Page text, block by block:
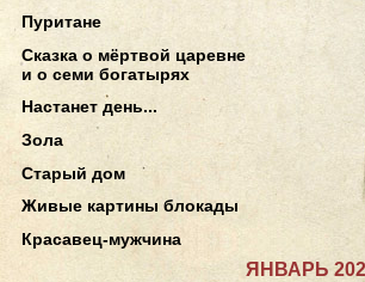
Пуритане
Сказка о мёртвой царевне
и о семи богатырях
Настанет день...
Зола
Старый дом
Живые картины блокады
Красавец-мужчина
ЯНВАРЬ